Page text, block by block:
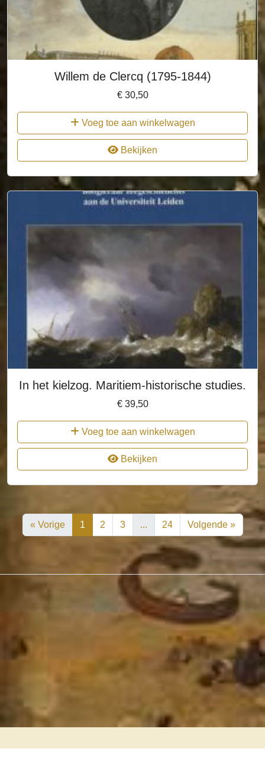
Willem de Clercq (1795-1844)
€30,50
Voeg toe aan winkelwagen
Bekijken
In het kielzog. Maritiem-historische studies.
€39,50
Voeg toe aan winkelwagen
Bekijken
« Vorige 1 2 3 ... 24 Volgende »